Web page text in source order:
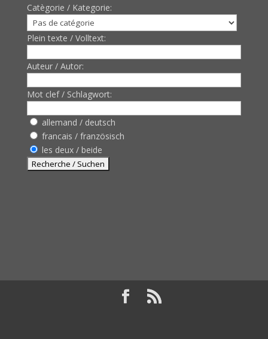
Catègorie / Kategorie:
Plein texte / Volltext:
Auteur / Autor:
Mot clef / Schlagwort:
allemand / deutsch
francais / französisch
les deux / beide